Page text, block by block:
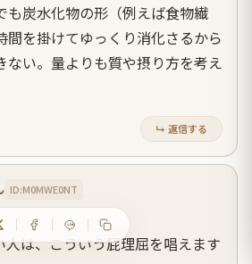
も炭水化物の形（例えば食物繊
間を掛けてゆっくり消化さるから
ない。量よりも質や摂り方を考え
↳ 返信する
ID:M0MWE0NT
人は、こういう屁理屈を唱えます